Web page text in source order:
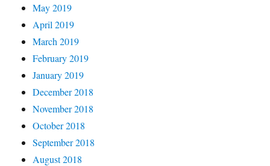
May 2019
April 2019
March 2019
February 2019
January 2019
December 2018
November 2018
October 2018
September 2018
August 2018